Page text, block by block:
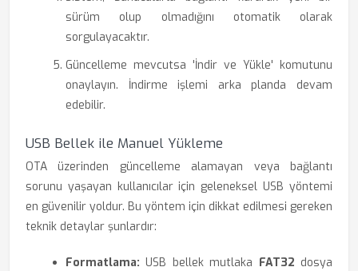
sürüm olup olmadığını otomatik olarak
sorgulayacaktır.
Güncelleme mevcutsa 'İndir ve Yükle' komutunu
onaylayın. İndirme işlemi arka planda devam
edebilir.
USB Bellek ile Manuel Yükleme
OTA üzerinden güncelleme alamayan veya bağlantı
sorunu yaşayan kullanıcılar için geleneksel USB yöntemi
en güvenilir yoldur. Bu yöntem için dikkat edilmesi gereken
teknik detaylar şunlardır:
Formatlama: USB bellek mutlaka FAT32 dosya